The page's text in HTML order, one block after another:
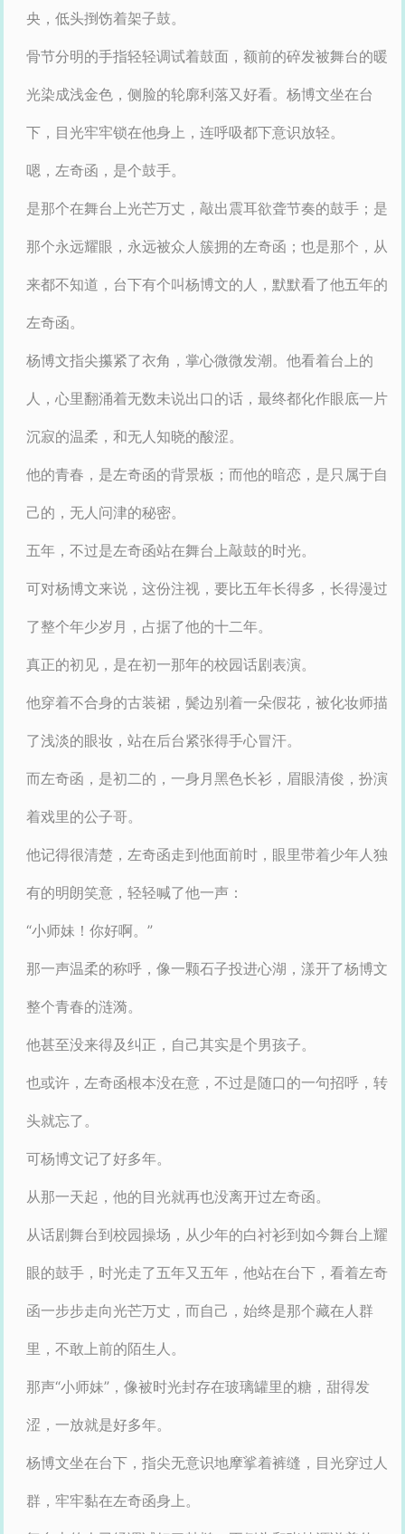
央，低头捯饬着架子鼓。
骨节分明的手指轻轻调试着鼓面，额前的碎发被舞台的暖
光染成浅金色，侧脸的轮廓利落又好看。杨博文坐在台
下，目光牢牢锁在他身上，连呼吸都下意识放轻。
嗯，左奇函，是个鼓手。
是那个在舞台上光芒万丈，敲出震耳欲聋节奏的鼓手；是
那个永远耀眼，永远被众人簇拥的左奇函；也是那个，从
来都不知道，台下有个叫杨博文的人，默默看了他五年的
左奇函。
杨博文指尖攥紧了衣角，掌心微微发潮。他看着台上的
人，心里翻涌着无数未说出口的话，最终都化作眼底一片
沉寂的温柔，和无人知晓的酸涩。
他的青春，是左奇函的背景板；而他的暗恋，是只属于自
己的，无人问津的秘密。
五年，不过是左奇函站在舞台上敲鼓的时光。
可对杨博文来说，这份注视，要比五年长得多，长得漫过
了整个年少岁月，占据了他的十二年。
真正的初见，是在初一那年的校园话剧表演。
他穿着不合身的古装裙，鬓边别着一朵假花，被化妆师描
了浅淡的眼妆，站在后台紧张得手心冒汗。
而左奇函，是初二的，一身月黑色长衫，眉眼清俊，扮演
着戏里的公子哥。
他记得很清楚，左奇函走到他面前时，眼里带着少年人独
有的明朗笑意，轻轻喊了他一声：
“小师妹！你好啊。”
那一声温柔的称呼，像一颗石子投进心湖，漾开了杨博文
整个青春的涟漪。
他甚至没来得及纠正，自己其实是个男孩子。
也或许，左奇函根本没在意，不过是随口的一句招呼，转
头就忘了。
可杨博文记了好多年。
从那一天起，他的目光就再也没离开过左奇函。
从话剧舞台到校园操场，从少年的白衬衫到如今舞台上耀
眼的鼓手，时光走了五年又五年，他站在台下，看着左奇
函一步步走向光芒万丈，而自己，始终是那个藏在人群
里，不敢上前的陌生人。
那声“小师妹”，像被时光封存在玻璃罐里的糖，甜得发
涩，一放就是好多年。
杨博文坐在台下，指尖无意识地摩挲着裤缝，目光穿过人
群，牢牢黏在左奇函身上。